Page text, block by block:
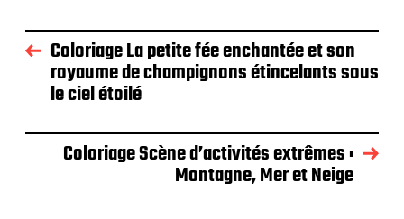
Coloriage La petite fée enchantée et son
royaume de champignons étincelants sous
le ciel étoilé
Coloriage Scène d’activités extrêmes :
Montagne, Mer et Neige